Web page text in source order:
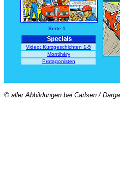
Seite 1
Video: Kurzgeschichten 1-5
Montlhéry
Protagonisten
© aller Abbildungen bei Carlsen /